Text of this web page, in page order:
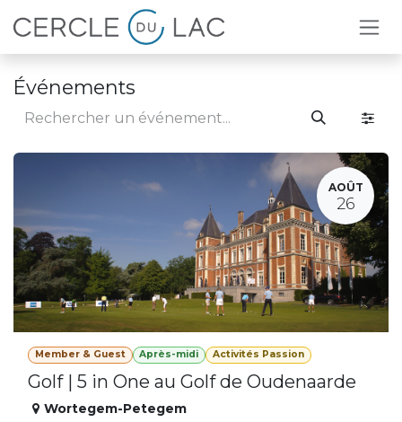
Se rendre au contenu
Événements
AOÛT
26
Member & Guest Après-midi Activités Passion
Golf | 5 in One au Golf de Oudenaarde
Wortegem-Petegem